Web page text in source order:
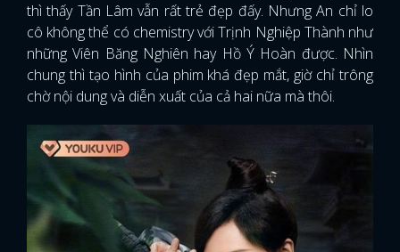
thì thấy Tần Lâm vẫn rất trẻ đẹp đấy. Nhưng An chỉ lo
cô không thể có chemistry với Trịnh Nghiệp Thành như
những Viên Băng Nghiên hay Hồ Ý Hoàn được. Nhìn
chung thì tạo hình của phim khá đẹp mắt, giờ chỉ trông
chờ nội dung và diễn xuất của cả hai nữa mà thôi.